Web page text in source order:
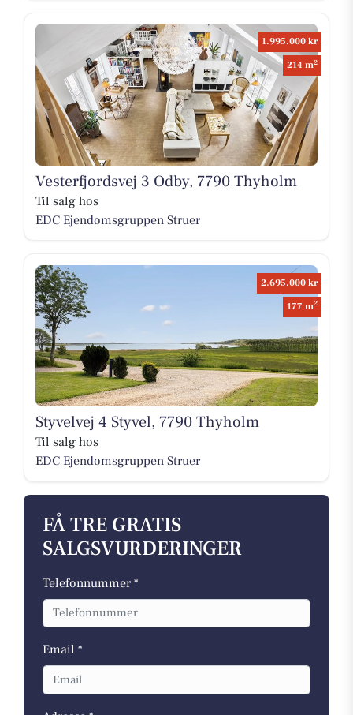
1.995.000 kr
214 m2
Vesterfjordsvej 3 Odby, 7790 Thyholm
Til salg hos
EDC Ejen­doms­grup­pen Struer
2.695.000 kr
177 m2
Styvelvej 4 Styvel, 7790 Thyholm
Til salg hos
EDC Ejen­doms­grup­pen Struer
FÅ TRE GRATIS
SALGSVURDERINGER
Telefonnummer *
Email *